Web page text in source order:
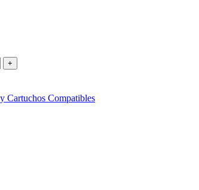
Cartuchos Compatibles